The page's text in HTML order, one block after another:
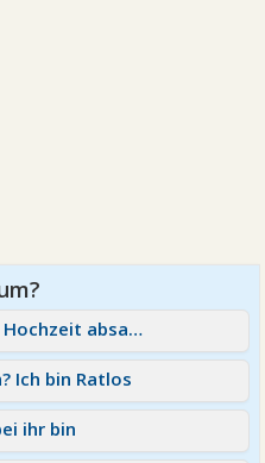
Ich bin soweit,dass ich die Hochzeit absagen möchte
Ich bin Ratlos
ihr bin